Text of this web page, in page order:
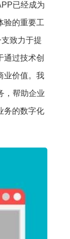
已经成为
验的重要工
致力于提
通过技术创
业价值。我
，帮助企业
务的数字化